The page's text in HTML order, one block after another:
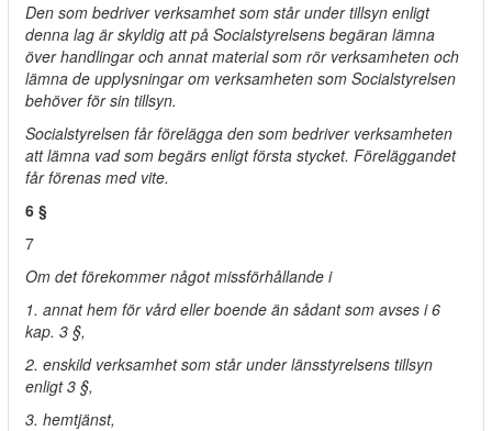
Den som bedriver verksamhet som står under tillsyn enligt
denna lag är skyldig att på Socialstyrelsens begäran lämna
över handlingar och annat material som rör verksamheten och
lämna de upplysningar om verksamheten som Socialstyrelsen
behöver för sin tillsyn.
Socialstyrelsen får förelägga den som bedriver verksamheten
att lämna vad som begärs enligt första stycket. Föreläggandet
får förenas med vite.
6 §
7
Om det förekommer något missförhållande i
1. annat hem för vård eller boende än sådant som avses i 6
kap. 3 §,
2. enskild verksamhet som står under länsstyrelsens tillsyn
enligt 3 §,
3. hemtjänst,